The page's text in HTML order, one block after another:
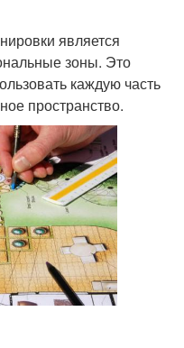
является
зоны. Это
каждую часть
пространство.